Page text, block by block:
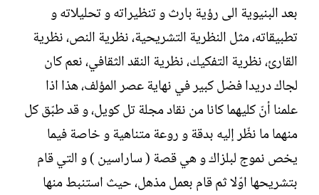
بعد البنيوية الى رؤية بارث و تنظيراته و تحليلاته و
تطبيقاته، مثل النظرية التشريحية، نظرية النص، نظرية
القارئ، نظرية التفكيك، نظرية النقد الثقافي، نعم كان
لجاك دريدا فضل كبير في نهاية عصر المؤلف، هذا اذا
علمنا أنّ كليهما كانا من نقاد مجلة تل كويل، و قد طبّق كل
منهما ما نظّر إليه بدقة و روعة متناهية و خاصة فيما
يخص نموج لبلزاك و هي قصة ( ساراسين ) و التي قام
بتشريحها اوّلا ثم قام بعمل مذهل، حيث استنبط منها